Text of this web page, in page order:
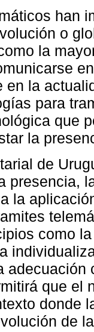
han
o
la
en la
para
que
la
de
presencia,
la
como
que el
donde
de